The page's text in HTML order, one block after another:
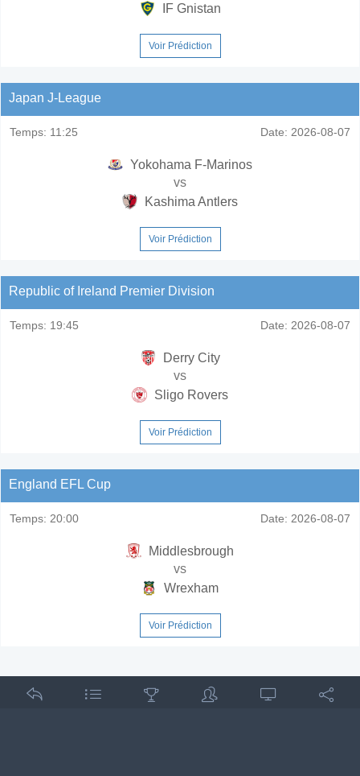
IF Gnistan
Voir Prédiction
Japan J-League
Temps: 11:25 Date: 2026-08-07
Yokohama F-Marinos
vs
Kashima Antlers
Voir Prédiction
Republic of Ireland Premier Division
Temps: 19:45 Date: 2026-08-07
Derry City
vs
Sligo Rovers
Voir Prédiction
England EFL Cup
Temps: 20:00 Date: 2026-08-07
Middlesbrough
vs
Wrexham
Voir Prédiction